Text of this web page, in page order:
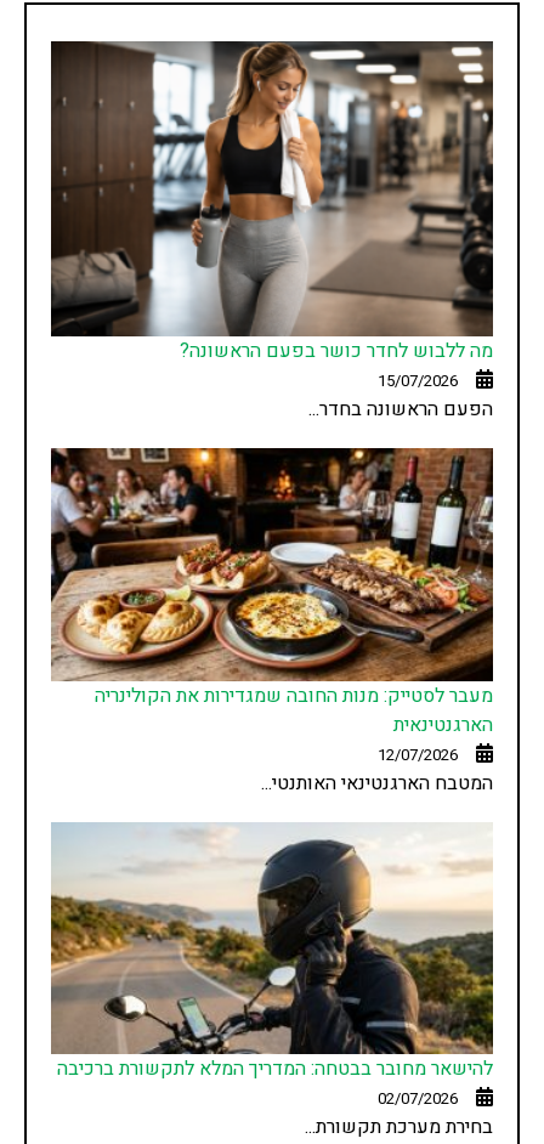
מה ללבוש לחדר כושר בפעם הראשונה?
15/07/2026
הפעם הראשונה בחדר...
מעבר לסטייק: מנות החובה שמגדירות את הקולינריה
הארגנטינאית
12/07/2026
המטבח הארגנטינאי האותנטי...
להישאר מחובר בבטחה: המדריך המלא לתקשורת ברכיבה
02/07/2026
בחירת מערכת תקשורת...